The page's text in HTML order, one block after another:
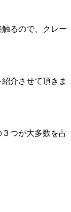
るので、クレー
介させて頂きま
つが大多数を占